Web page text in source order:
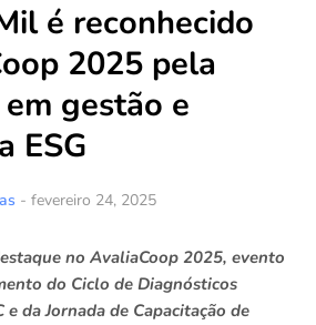
é reconhecido
2025 pela
gestão e
ESG
- fevereiro 24, 2025
no AvaliaCoop 2025, evento
do Ciclo de Diagnósticos
da Jornada de Capacitação de